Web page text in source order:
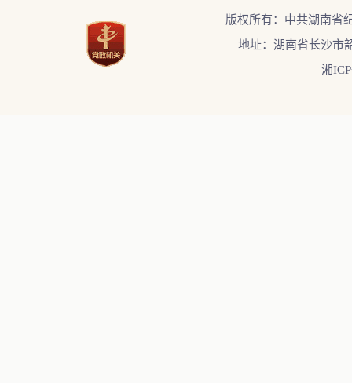
版权所有：中共湖南省
地址：湖南省长沙市
湘